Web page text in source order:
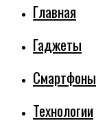
Главная
Гаджеты
Смартфоны
Технологии